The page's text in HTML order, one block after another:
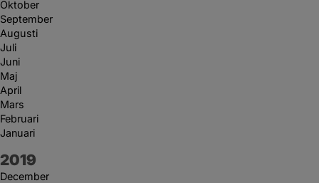
Oktober
September
Augusti
Juli
Juni
Maj
April
Mars
Februari
Januari
År:
2019
December